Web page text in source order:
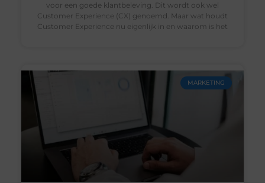
voor een goede klantbeleving. Dit wordt ook wel
Customer Experience (CX) genoemd. Maar wat houdt
Customer Experience nu eigenlijk in en waarom is het
MARKETING